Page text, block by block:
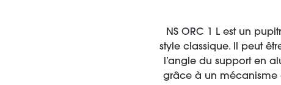
NS ORC 1 L est un
style classique. Il peut
l’angle du support en
grâce à un mécanisme